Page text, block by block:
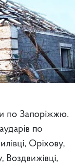
по Запоріжжю.
по
Оріхову,
Воздвижівці,